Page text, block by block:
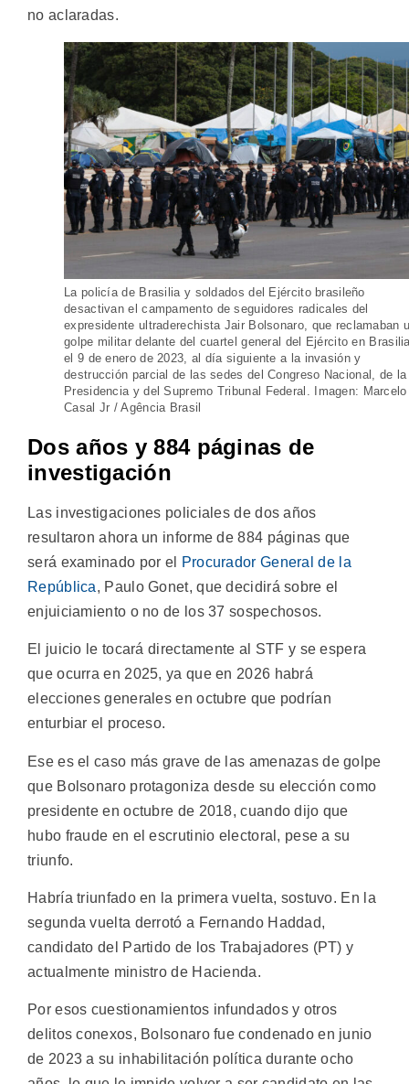
no aclaradas.
La policía de Brasilia y soldados del Ejército brasileño
desactivan el campamento de seguidores radicales del
expresidente ultraderechista Jair Bolsonaro, que reclamaban
golpe militar delante del cuartel general del Ejército en
el 9 de enero de 2023, al día siguiente a la invasión y
destrucción parcial de las sedes del Congreso Nacional, de la
Presidencia y del Supremo Tribunal Federal. Imagen: Marcelo
Casal Jr / Agência Brasil
Dos años y 884 páginas de
investigación
Las investigaciones policiales de dos años
resultaron ahora un informe de 884 páginas que
será examinado por el
Procurador General de la
República, Paulo Gonet, que decidirá sobre el
enjuiciamiento o no de los 37 sospechosos.
El juicio le tocará directamente al STF y se espera
que ocurra en 2025, ya que en 2026 habrá
elecciones generales en octubre que podrían
enturbiar el proceso.
Ese es el caso más grave de las amenazas de golpe
que Bolsonaro protagoniza desde su elección como
presidente en octubre de 2018, cuando dijo que
hubo fraude en el escrutinio electoral, pese a su
triunfo.
Habría triunfado en la primera vuelta, sostuvo. En la
segunda vuelta derrotó a Fernando Haddad,
candidato del Partido de los Trabajadores (PT) y
actualmente ministro de Hacienda.
Por esos cuestionamientos infundados y otros
delitos conexos, Bolsonaro fue condenado en junio
de 2023 a su inhabilitación política durante ocho